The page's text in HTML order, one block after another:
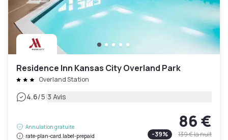
Residence Inn Kansas City Overland Park
Overland Station
4.6/5|3 Avis
Annulation gratuite
rate-plan-card.label-prepaid
86 €
-39% 139 €la nuit